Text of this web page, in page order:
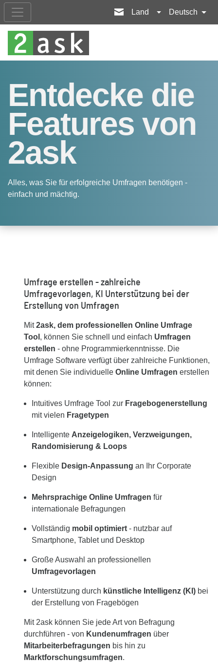
Land Deutsch
Entdecke die
Features von
2ask
Alles, was Sie für erfolgreiche Umfragen benötigen -
einfach und mächtig.
Umfrage erstellen - zahlreiche
Umfragevorlagen, KI Unterstützung bei der
Erstellung von Umfragen
Mit2ask, dem professionellen Online Umfrage
Tool , können Sie schnell und einfach Umfragen
erstellen - ohne Programmierkenntnisse. Die
Umfrage Software verfügt über zahlreiche Funktionen,
mit denen Sie individuelle Online Umfragen erstellen
können:
Intuitives Umfrage Tool zur Fragebogenerstellung
mit vielen Fragetypen
Intelligente Anzeigelogiken, Verzweigungen,
Randomisierung & Loops
Flexible Design-Anpassung an Ihr Corporate
Design
Mehrsprachige Online Umfragen für
internationale Befragungen
Vollständig mobil optimiert - nutzbar auf
Smartphone, Tablet und Desktop
Große Auswahl an professionellen
Umfragevorlagen
Unterstützung durch künstliche Intelligenz (KI) bei
der Erstellung von Fragebögen
Mit 2ask können Sie jede Art von Befragung
durchführen - von Kundenumfragen über
Mitarbeiterbefragungen bis hin zu
Marktforschungsumfragen.